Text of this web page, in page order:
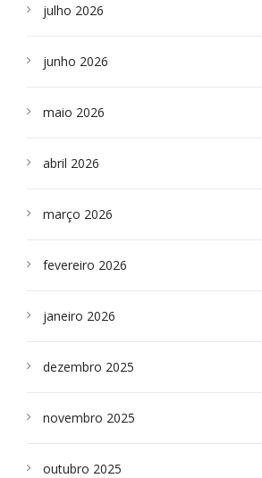
julho 2026
junho 2026
maio 2026
abril 2026
março 2026
fevereiro 2026
janeiro 2026
dezembro 2025
novembro 2025
outubro 2025